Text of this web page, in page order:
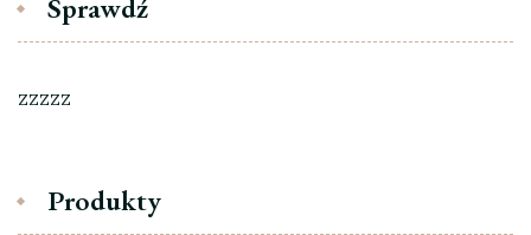
Sprawdź
zzzzz
Produkty